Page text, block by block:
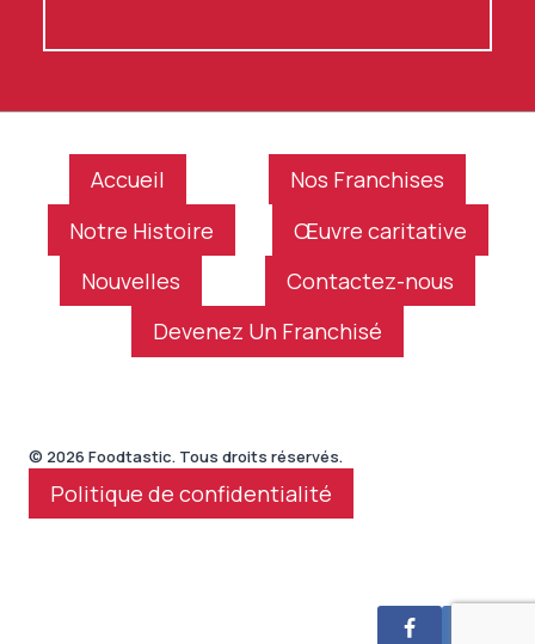
Accueil
Nos Franchises
Notre Histoire
Œuvre caritative
Nouvelles
Contactez-nous
Devenez Un Franchisé
© 2026 Foodtastic. Tous droits réservés.
Politique de confidentialité